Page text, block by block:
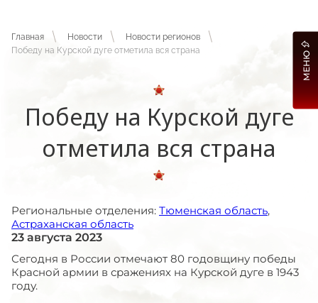
Главная Новости
Новости регионов
Победу на Курской дуге отметила вся страна
Победу на Курской дуге
отметила вся страна
Региональные отделения: Тюменская область,
Астраханская область
23 августа 2023
Сегодня в России отмечают 80 годовщину победы
Красной армии в сражениях на Курской дуге в 1943
году.
МЕНЮ